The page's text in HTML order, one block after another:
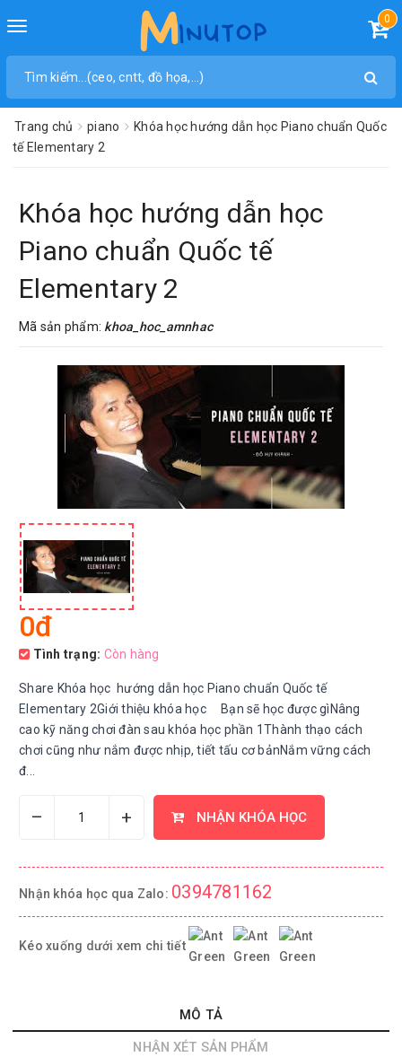
Toggle
0
Trang chủ piano
Khóa học hướng dẫn học Piano chuẩn Quốc
tế Elementary 2
Khóa học hướng dẫn học
Piano chuẩn Quốc tế
Elementary 2
Mã sản phẩm: khoa_hoc_amnhac
0đ
Tình trạng: Còn hàng
Share Khóa học hướng dẫn học Piano chuẩn Quốc tế
Elementary 2Giới thiệu khóa học Bạn sẽ học được gìNâng
cao kỹ năng chơi đàn sau khóa học phần 1Thành thạo cách
chơi cũng như nắm được nhịp, tiết tấu cơ bảnNắm vững cách
đ...
– + NHẬN KHÓA HỌC
Nhận khóa học qua Zalo: 0394781162
Kéo xuống dưới xem chi tiết
MÔ TẢ
NHẬN XÉT SẢN PHẨM